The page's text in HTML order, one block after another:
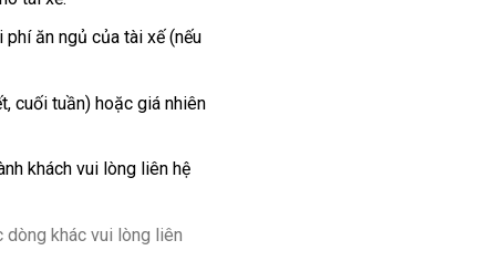
phí ăn ngủ của tài xế (nếu
cuối tuần) hoặc giá nhiên
khách vui lòng liên hệ
dòng khác vui lòng liên